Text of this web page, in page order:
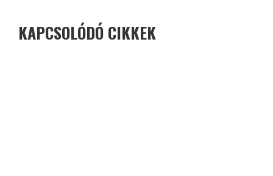
KAPCSOLÓDÓ CIKKEK